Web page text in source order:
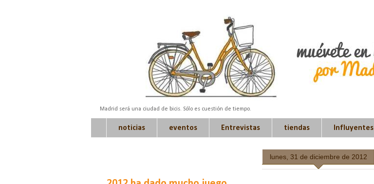
Madrid será una ciudad de bicis. Sólo es cuestión de tiempo.
noticias eventos Entrevistas tiendas Influyentes
lunes, 31 de diciembre de 2012